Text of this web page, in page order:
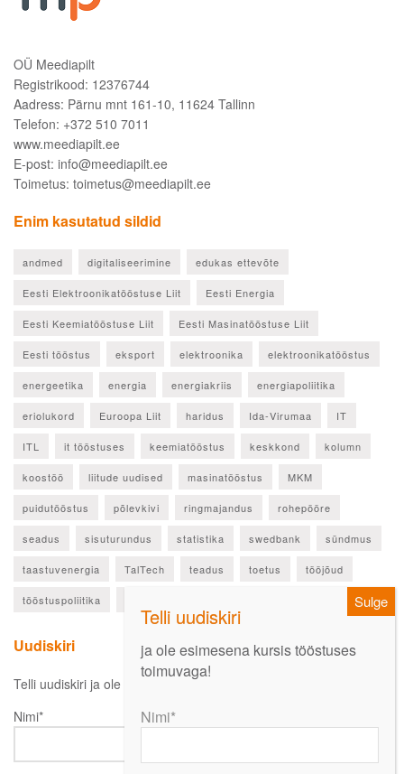
OÜ Meediapilt
Registrikood: 12376744
Aadress: Pärnu mnt 161-10, 11624 Tallinn
Telefon: +372 510 7011
www.meediapilt.ee
E-post: info@meediapilt.ee
Toimetus: toimetus@meediapilt.ee
Enim kasutatud sildid
andmed digitaliseerimine edukas ettevõte
Eesti Elektroonikatööstuse Liit Eesti Energia
Eesti Keemiatööstuse Liit Eesti Masinatööstuse Liit
Eesti tööstus eksport elektroonika elektroonikatööstus
energeetika energia energiakriis energiapoliitika
eriolukord Euroopa Liit haridus Ida-Virumaa IT
ITL it tööstuses keemiatööstus keskkond kolumn
koostöö liitude uudised masinatööstus MKM
puidutööstus põlevkivi ringmajandus rohepööre
seadus sisuturundus statistika swedbank sündmus
taastuvenergia TalTech teadus toetus tööjõud
tööstuspoliitika
Uudiskiri
Telli uudiskiri ja ole esimesena kursis oluliste uudistega!
Nimi*
ja ole esimesena kursis tööstuses
toimuvaga!
Nimi*